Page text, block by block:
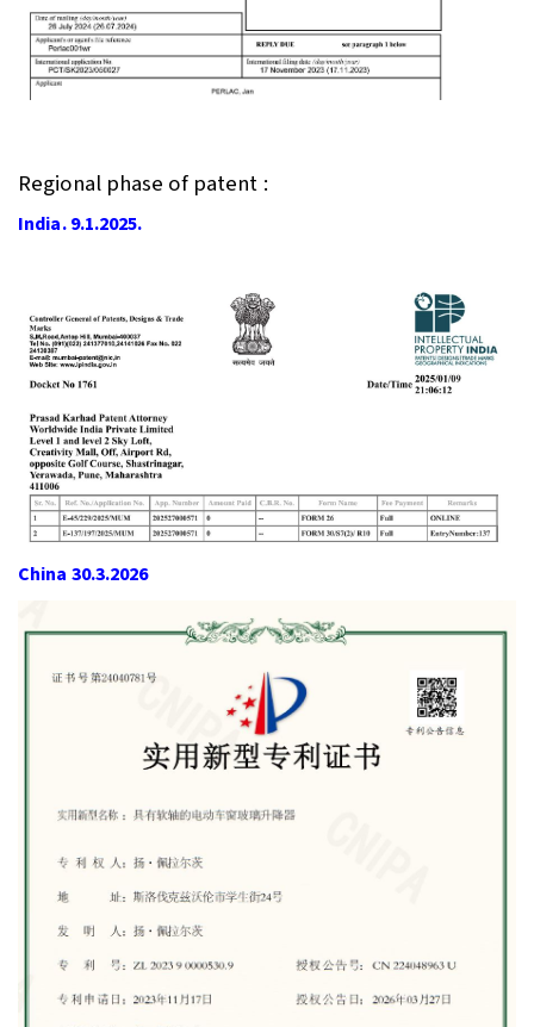
Regional phase of patent :
India. 9.1.2025.
China 30.3.2026